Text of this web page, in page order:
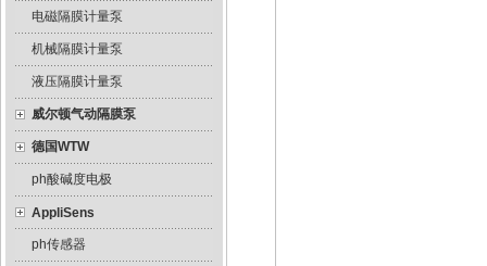
电磁隔膜计量泵
机械隔膜计量泵
液压隔膜计量泵
威尔顿气动隔膜泵
德国WTW
ph酸碱度电极
AppliSens
ph传感器